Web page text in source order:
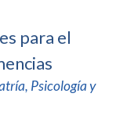
para el
Psicología y